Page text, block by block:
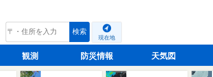
tenki.jp 検索
現在地
観測 防災情報 天気図